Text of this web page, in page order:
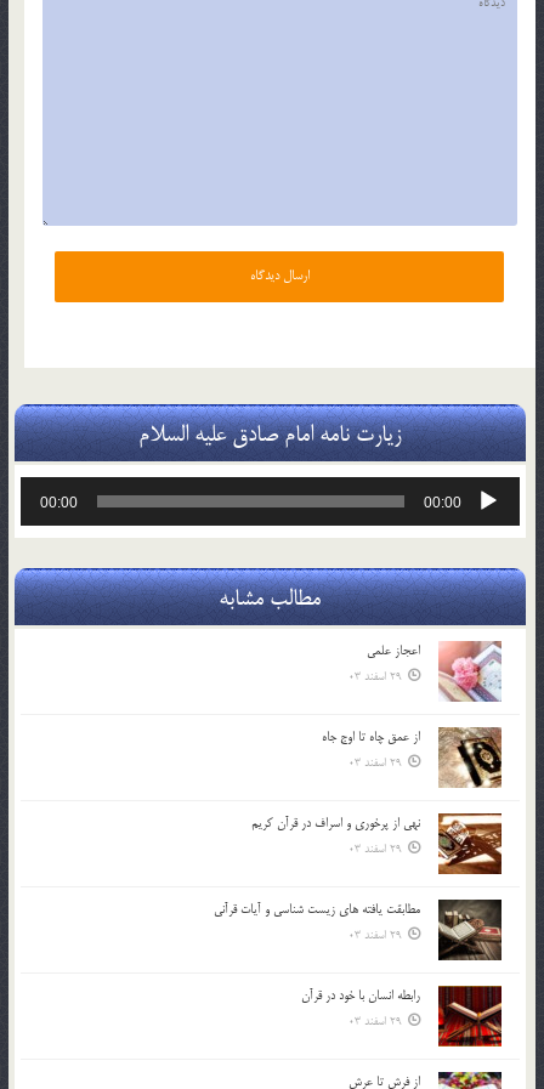
زیارت نامه امام صادق علیه السلام
پخش‌کننده
00:00
00:00
مطالب مشابه
اعجاز علمی
29 اسفند 03
از عمق چاه تا اوج جاه
29 اسفند 03
نهي از پرخوري و اسراف در قرآن کريم
29 اسفند 03
مطابقت یافته های زیست شناسی و آیات قرآنی
29 اسفند 03
رابطه انسان با خود در قرآن
29 اسفند 03
از فرش تا عرش